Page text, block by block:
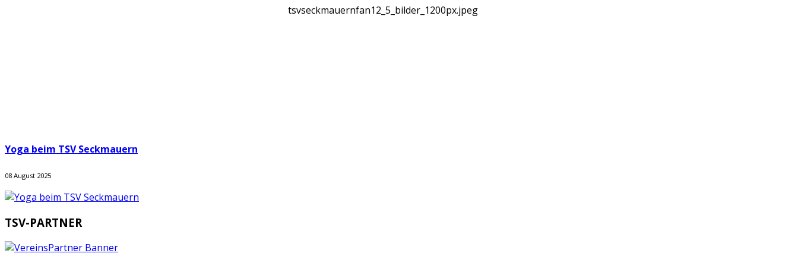
tsvseckmauernfan12_5_bilder_1200px.jpeg
Yoga beim TSV Seckmauern
08 August 2025
TSV-PARTNER